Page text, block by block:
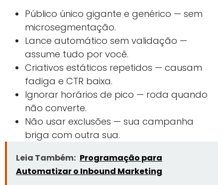
Público único gigante e genérico — sem
microsegmentação.
Lance automático sem validação —
assume tudo por você.
Criativos estáticos repetidos — causam
fadiga e CTR baixa.
Ignorar horários de pico — roda quando
não converte.
Não usar exclusões — sua campanha
briga com outra sua.
Leia Também: Programação para
Automatizar o Inbound Marketing